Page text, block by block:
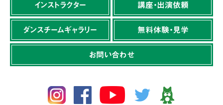
インストラクター 講座・出演依頼
ダンスチームギャラリー 無料体験・見学
お問い合わせ